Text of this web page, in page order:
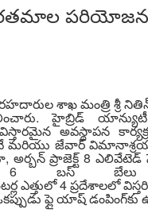
పరియోజన
శాఖ మంత్రి శ్రీ
హైబ్రిడ్
అవస్థాపన
మరియు జేవార్
ప్రాజెక్ట్ 8 ఎలివేటెడ్
6 బస్ బేలు
ఎత్తులో 4 ప్రదేశాలలో
ఫ్లై యాష్